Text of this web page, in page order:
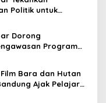
Politik untuk
Dorong
Program
Film Bara dan Hutan
Ajak Pelajar